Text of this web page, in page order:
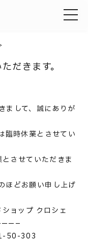
toggle
だきます。
まして、誠にありが
臨時休業とさせてい
させていただきま
ほどお願い申し上げ
ョップ クロシェ
50-303